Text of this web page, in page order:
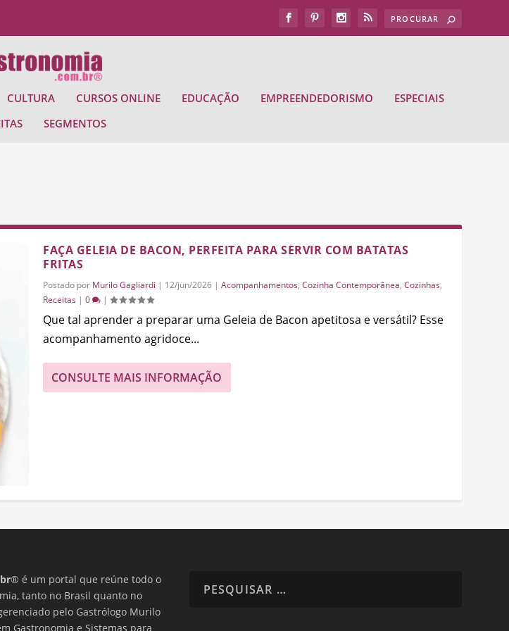
CULTURA CURSOS ONLINE EDUCAÇÃO EMPREENDEDORISMO
ESPECIAIS
SEGMENTOS
FAÇA GELEIA DE BACON, PERFEITA PARA SERVIR COM BATATAS
FRITAS
Postado por Murilo Gagliardi | 12/jun/2026 | Acompanhamentos, Cozinha Contemporânea, Cozinhas,
Receitas | 0 |
Que tal aprender a preparar uma Geleia de Bacon apetitosa e versátil? Esse
acompanhamento agridoce...
CONSULTE MAIS INFORMAÇÃO
® é um portal que reúne todo o
tanto no Brasil quanto no
pelo Gastrólogo Murilo
Gastronomia e Sistemas para